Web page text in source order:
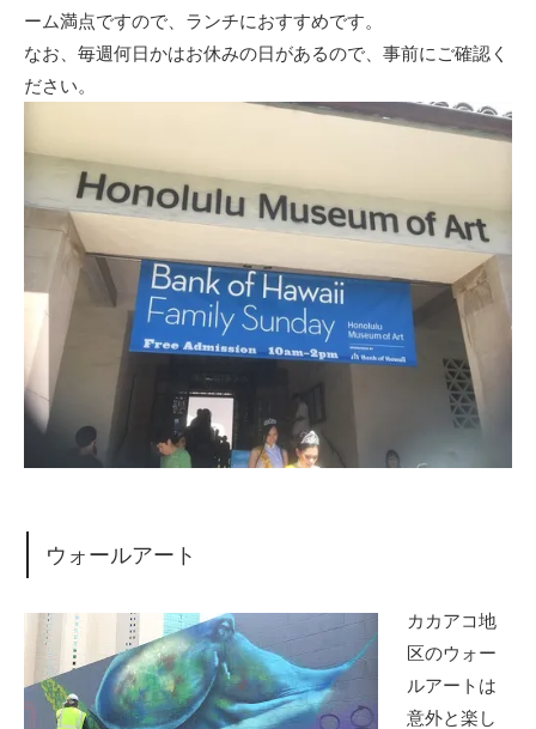
ーム満点ですので、ランチにおすすめです。
なお、毎週何日かはお休みの日があるので、事前にご確認く
ださい。
ウォールアート
カカアコ地
区のウォー
ルアートは
意外と楽し